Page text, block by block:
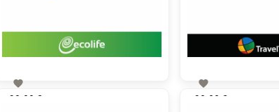

90,00 €

90,00 €